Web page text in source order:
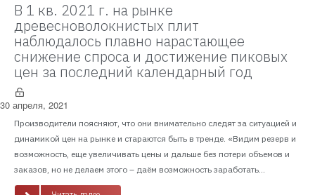
В 1 кв. 2021 г. на рынке
древесноволокнистых плит
наблюдалось плавно нарастающее
снижение спроса и достижение пиковых
цен за последний календарный год
30 апреля, 2021
Производители поясняют, что они внимательно следят за ситуацией и
динамикой цен на рынке и стараются быть в тренде. «Видим резерв и
возможность, еще увеличивать цены и дальше без потери объемов и
заказов, но не делаем этого – даём возможность заработать...